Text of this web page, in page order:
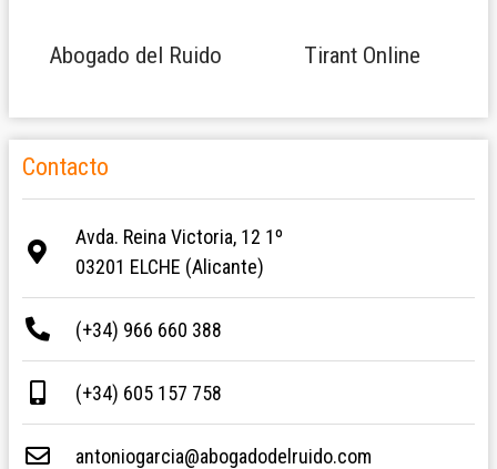
Abogado del Ruido Tirant Online
Contacto
Avda. Reina Victoria, 12 1º
03201 ELCHE (Alicante)
(+34) 966 660 388
(+34) 605 157 758
antoniogarcia@abogadodelruido.com